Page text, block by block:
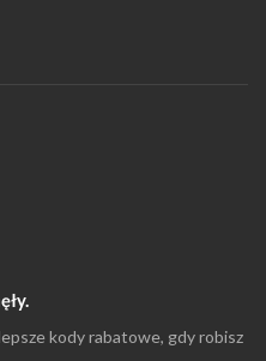
kody rabatowe, gdy robisz